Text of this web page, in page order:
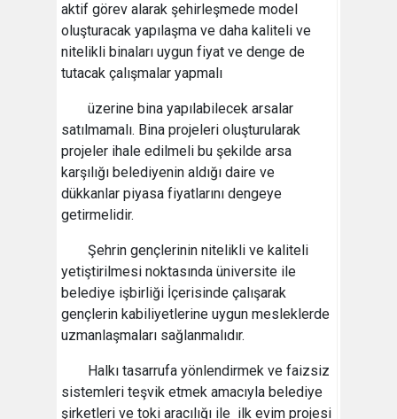
aktif görev alarak şehirleşmede model
oluşturacak yapılaşma ve daha kaliteli ve
nitelikli binaları uygun fiyat ve denge de
tutacak çalışmalar yapmalı
üzerine bina yapılabilecek arsalar
satılmamalı. Bina projeleri oluşturularak
projeler ihale edilmeli bu şekilde arsa
karşılığı belediyenin aldığı daire ve
dükkanlar piyasa fiyatlarını dengeye
getirmelidir.
Şehrin gençlerinin nitelikli ve kaliteli
yetiştirilmesi noktasında üniversite ile
belediye işbirliği İçerisinde çalışarak
gençlerin kabiliyetlerine uygun mesleklerde
uzmanlaşmaları sağlanmalıdır.
Halkı tasarrufa yönlendirmek ve faizsiz
sistemleri teşvik etmek amacıyla belediye
şirketleri ve toki aracılığı ile ilk evim projesi